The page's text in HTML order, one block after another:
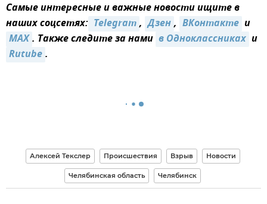
Самые интересные и важные новости ищите в
наших соцсетях: Telegram, Дзен, ВКонтакте и
MAX. Также следите за нами в Одноклассниках и
Rutube.
Алексей Текслер Происшествия Взрыв Новости
Челябинская область Челябинск